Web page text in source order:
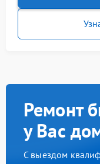
Ремонт
у Вас
С выездом